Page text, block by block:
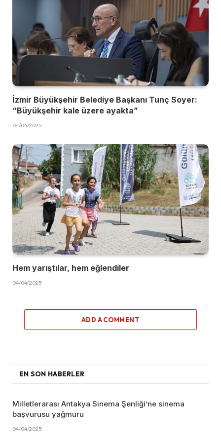
İzmir Büyükşehir Belediye Başkanı Tunç Soyer:
“Büyükşehir kale üzere ayakta”
04/04/2025
Hem yarıştılar, hem eğlendiler
04/04/2025
ADD A COMMENT
EN SON HABERLER
Milletlerarası Antakya Sinema Şenliği’ne sinema
başvurusu yağmuru
04/04/2025